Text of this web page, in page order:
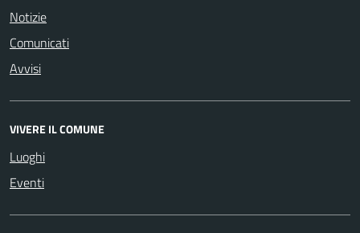
Notizie
Comunicati
Avvisi
VIVERE IL COMUNE
Luoghi
Eventi